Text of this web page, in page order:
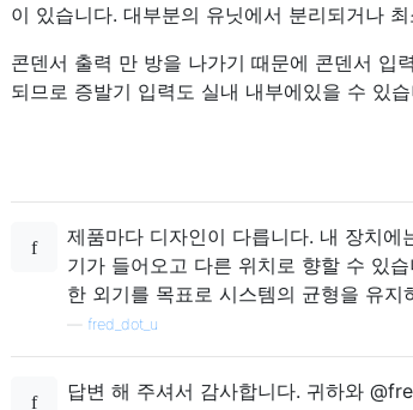
이 있습니다. 대부분의 유닛에서 분리되거나
콘덴서 출력 만 방을 나가기 때문에 콘덴서 입
되므로 증발기 입력도 실내 내부에있을 수 있
제품마다 디자인이 다릅니다. 내 장치
기가 들어오고 다른 위치로 향할 수 있
한 외기를 목표로 시스템의 균형을 유
fred_dot_u
답변 해 주셔서 감사합니다. 귀하와